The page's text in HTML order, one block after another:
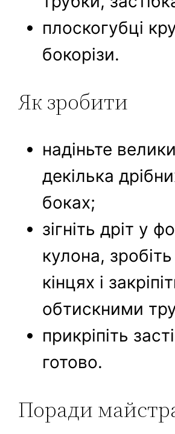
плоскогубці
бокорізи.
Як зробити
надіньте
декілька
боках;
зігніть дріт у
кулона, зробіть
кінцях і
обтискними
прикріпіть
готово.
Поради